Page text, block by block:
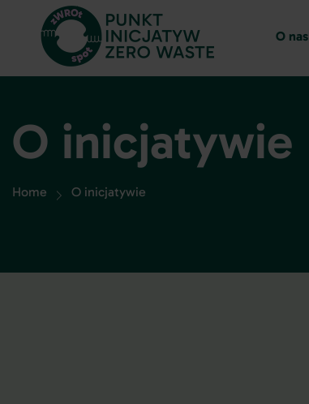
O nas
O inicjatywie
Home O inicjatywie